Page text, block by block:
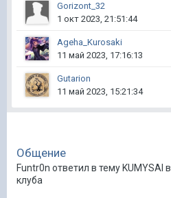
Gorizont_32
1 окт 2023, 21:51:44
Ageha_Kurosaki
11 май 2023, 17:16:13
Gutarion
11 май 2023, 15:21:34
Общение
Funtr0n ответил в тему KUMYSAI в
клуба